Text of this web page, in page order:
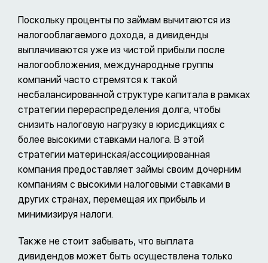
Поскольку проценты по займам вычитаются из
налогооблагаемого дохода, а дивиденды
выплачиваются уже из чистой прибыли после
налогообложения, международные группы
компаний часто стремятся к такой
несбалансированной структуре капитала в рамках
стратегии перераспределения долга, чтобы
снизить налоговую нагрузку в юрисдикциях с
более высокими ставками налога. В этой
стратегии материнская/ассоциированная
компания предоставляет займы своим дочерним
компаниям с высокими налоговыми ставками в
других странах, перемещая их прибыль и
минимизируя налоги.
Также не стоит забывать, что выплата
дивидендов может быть осуществлена только